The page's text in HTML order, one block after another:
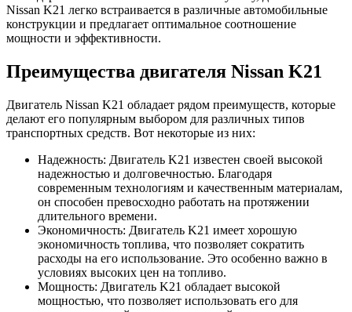
Nissan K21 легко встраивается в различные автомобильные
конструкции и предлагает оптимальное соотношение
мощности и эффективности.
Преимущества двигателя Nissan K21
Двигатель Nissan K21 обладает рядом преимуществ, которые
делают его популярным выбором для различных типов
транспортных средств. Вот некоторые из них:
Надежность: Двигатель K21 известен своей высокой
надежностью и долговечностью. Благодаря
современным технологиям и качественным материалам,
он способен превосходно работать на протяжении
длительного времени.
Экономичность: Двигатель K21 имеет хорошую
экономичность топлива, что позволяет сократить
расходы на его использование. Это особенно важно в
условиях высоких цен на топливо.
Мощность: Двигатель K21 обладает высокой
мощностью, что позволяет использовать его для